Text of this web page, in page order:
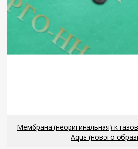
Мембрана (неоригинальная) к
Aqua (нового